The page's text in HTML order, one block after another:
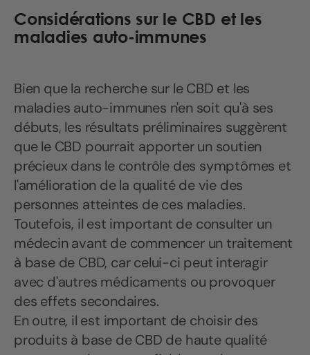
Considérations sur le CBD et les
maladies auto-immunes
Bien que la recherche sur le CBD et les
maladies auto-immunes n'en soit qu'à ses
débuts, les résultats préliminaires suggèrent
que le CBD pourrait apporter un soutien
précieux dans le contrôle des symptômes et
l'amélioration de la qualité de vie des
personnes atteintes de ces maladies.
Toutefois, il est important de consulter un
médecin avant de commencer un traitement
à base de CBD, car celui-ci peut interagir
avec d'autres médicaments ou provoquer
des effets secondaires.
En outre, il est important de choisir des
produits à base de CBD de haute qualité